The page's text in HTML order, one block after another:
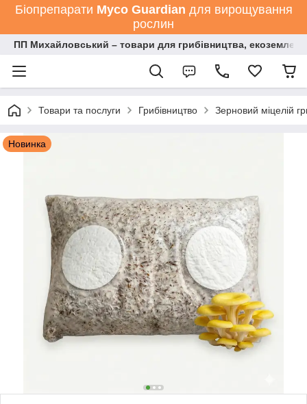
Біопрепарати Мyco Guardian для вирощування
рослин
ПП Михайловський – товари для грибівництва,
Товари та послуги Грибівництво Зерновий міцелій
Новинка